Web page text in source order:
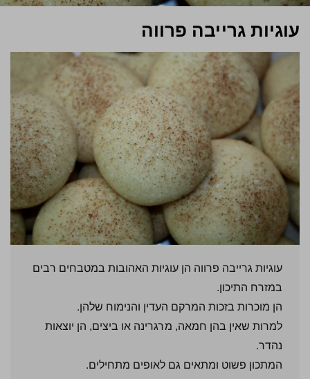
עוגיות גרייבה פרווה
עוגיות גרייבה פרווה הן עוגיות האהובות במטבחים רבים
במזרח התיכון.
הן מוכרות בזכות המרקם העדין והנימוח שלהן.
למרות שאין בהן חמאה, מרגרינה או ביצים, הן יוצאות
נהדר.
המתכון פשוט ומתאים גם לאופים מתחילים.